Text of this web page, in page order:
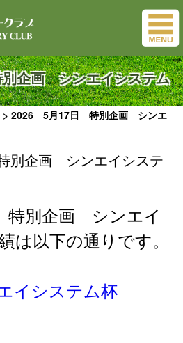
企画 シンエイシステム
> 2026 5月17日 特別企画 シンエ
別企画 シンエイシステ
特別企画 シンエイ
は以下の通りです。
イシステム杯